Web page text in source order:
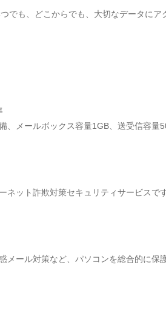
でも、どこからでも、大切なデータにア
メールボックス容量1GB、送受信容量
ット詐欺対策セキュリティサービスです
ール対策など、パソコンを総合的に